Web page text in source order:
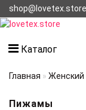
Каталог
Главная Женский
Пижамы